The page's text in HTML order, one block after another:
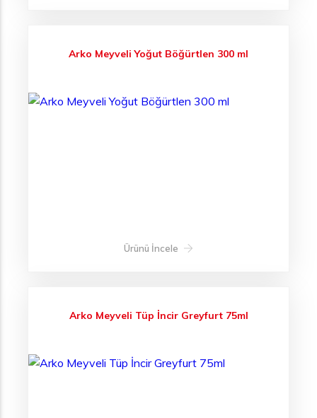
Arko Meyveli Yoğut Böğürtlen 300 ml
Ürünü İncele
Arko Meyveli Tüp İncir Greyfurt 75ml